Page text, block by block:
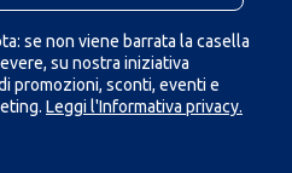
se non viene barrata la casella
su nostra iniziativa
promozioni, sconti, eventi e
Leggi l'Informativa privacy.